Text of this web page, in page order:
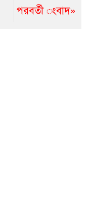
পরবর্তী ংবাদ»